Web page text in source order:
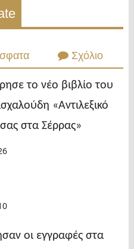
Σχόλιο
το νέο βιβλίο του
«Αντιλεξικό
στα Σέρρας»
οι εγγραφές στα